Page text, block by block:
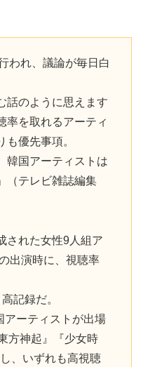
われ、議論が毎日白
話のように思えます
率を取れるアーティ
優先事項。
韓国アーティストは
（テレビ雑誌編集
された女性9人組ア
出演時に、視聴率
記録だ。
アーティストが出場
方神起』『少女時
、いずれも高視聴